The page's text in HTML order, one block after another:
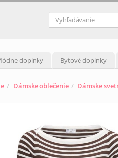
doplnky Bytové doplnky
Dámske oblečenie Dámske